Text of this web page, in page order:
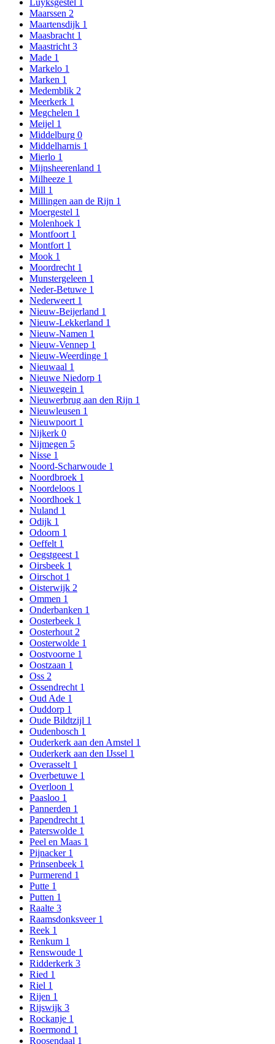
Maarssen 2
Maartensdijk 1
Maasbracht 1
Maastricht 3
Made 1
Markelo 1
Marken 1
Medemblik 2
Meerkerk 1
Megchelen 1
Meijel 1
Middelburg 0
Middelharnis 1
Mierlo 1
Mijnsheerenland 1
Milheeze 1
Mill 1
Millingen aan de Rijn 1
Moergestel 1
Molenhoek 1
Montfoort 1
Montfort 1
Mook 1
Moordrecht 1
Munstergeleen 1
Neder-Betuwe 1
Nederweert 1
Nieuw-Beijerland 1
Nieuw-Lekkerland 1
Nieuw-Namen 1
Nieuw-Vennep 1
Nieuw-Weerdinge 1
Nieuwaal 1
Nieuwe Niedorp 1
Nieuwegein 1
Nieuwerbrug aan den Rijn 1
Nieuwleusen 1
Nieuwpoort 1
Nijkerk 0
Nijmegen 5
Nisse 1
Noord-Scharwoude 1
Noordbroek 1
Noordeloos 1
Noordhoek 1
Nuland 1
Odijk 1
Odoorn 1
Oeffelt 1
Oegstgeest 1
Oirsbeek 1
Oirschot 1
Oisterwijk 2
Ommen 1
Onderbanken 1
Oosterbeek 1
Oosterhout 2
Oosterwolde 1
Oostvoorne 1
Oostzaan 1
Oss 2
Ossendrecht 1
Oud Ade 1
Ouddorp 1
Oude Bildtzijl 1
Oudenbosch 1
Ouderkerk aan den Amstel 1
Ouderkerk aan den IJssel 1
Overasselt 1
Overbetuwe 1
Overloon 1
Paasloo 1
Pannerden 1
Papendrecht 1
Paterswolde 1
Peel en Maas 1
Pijnacker 1
Prinsenbeek 1
Purmerend 1
Putte 1
Putten 1
Raalte 3
Raamsdonksveer 1
Reek 1
Renkum 1
Renswoude 1
Ridderkerk 3
Ried 1
Riel 1
Rijen 1
Rijswijk 3
Rockanje 1
Roermond 1
Roosendaal 1